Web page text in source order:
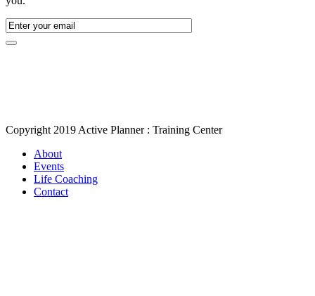
Copyright 2019 Active Planner : Training Center
About
Events
Life Coaching
Contact